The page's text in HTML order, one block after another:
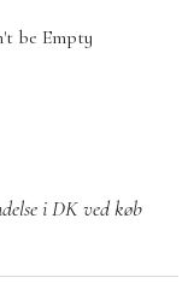
be Empty
i DK ved køb